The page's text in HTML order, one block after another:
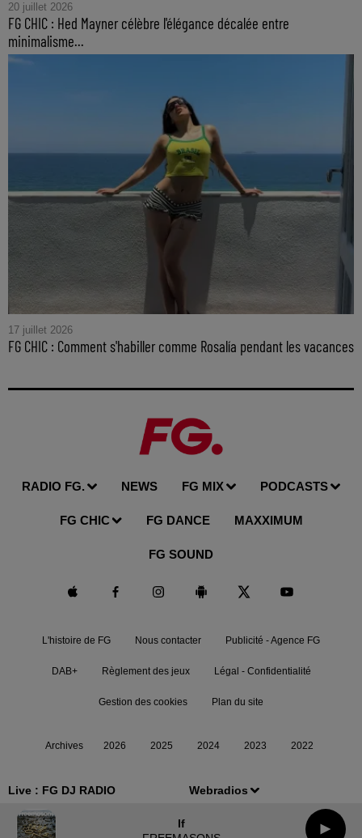
Live : FG DJ RADIO Webradios
If
20 juillet 2026
FG CHIC : Hed Mayner célèbre l'élégance décalée entre
minimalisme...
17 juillet 2026
FG CHIC : Comment s'habiller comme Rosalía pendant les vacances
RADIO FG. NEWS FG MIX PODCASTS
FG CHIC FG DANCE MAXXIMUM
FG SOUND
L'histoire de FG Nous contacter Publicité - Agence FG
DAB+ Règlement des jeux Légal - Confidentialité
Gestion des cookies Plan du site
Archives 2026 2025 2024 2023 2022